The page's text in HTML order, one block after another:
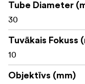
Tornīša un
Sviras ieliktnis
Baterijas vāciņa
Tube Diameter
30
Tuvākais Fokuss
10
Objektīvs (mm)